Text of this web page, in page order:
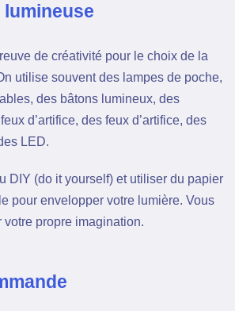
de créativité pour le choix de la
utilise souvent des lampes de poche,
des bâtons lumineux, des
d’artifice, des feux d’artifice, des
LED.
DIY (do it yourself) et utiliser du papier
pour envelopper votre lumière. Vous
votre propre imagination.